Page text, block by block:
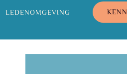
LEDENOMGEVING